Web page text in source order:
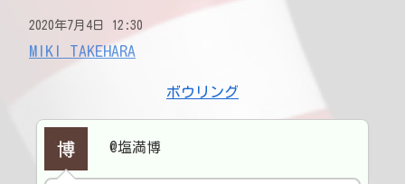
2020年7月4日 12:30
MIKI TAKEHARA
ボウリング
@塩満博